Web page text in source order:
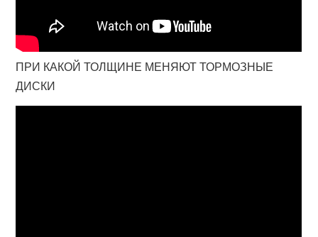
ПРИ КАКОЙ ТОЛЩИНЕ МЕНЯЮТ ТОРМОЗНЫЕ
ДИСКИ